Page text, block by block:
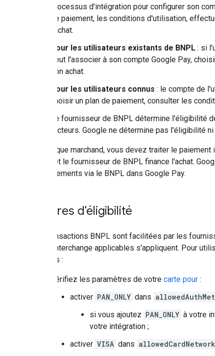
processus d'intégration pour configurer son
de paiement, les conditions d'utilisation,
l'achat.
Pour les utilisateurs existants de BNPL : si
peut l'associer à son compte Google Pay,
son achat.
Pour les utilisateurs connus : le compte de
choisir un plan de paiement, consulter les
Le fournisseur de BNPL détermine l'éligibilité
facteurs. Google ne détermine pas l'éligibilité
En tant que marchand, vous devez traiter le
crédit, et le fournisseur de BNPL finance l'achat.
des paiements via le BNPL dans Google Pay.
Critères d'éligibilité
Les transactions BNPL sont facilitées par les
taux d'interchange applicables s'appliquent. Pour
suivants :
Vérifiez les paramètres de votre carte pour :
activer PAN_ONLY dans
si vous ajoutez PAN_ONLY à votre
votre intégration ;
activer VISA dans